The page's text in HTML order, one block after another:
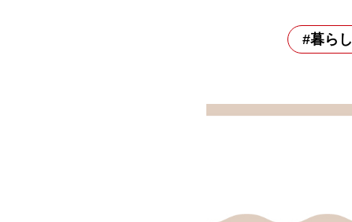
#暮らし